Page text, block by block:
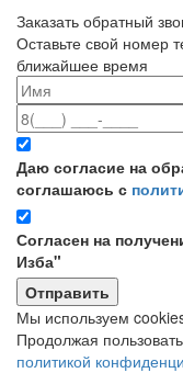
Заказать обратный
Оставьте свой номер
ближайшее время
Даю согласие на
соглашаюсь с
Согласен на
Изба"
Мы используем
Продолжая
политикой